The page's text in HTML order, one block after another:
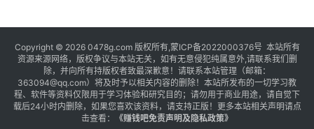
Copyright © 2026 0478g.com 版权所有,蒙ICP备2022000376号 本站所有
资源来源网络，版权争议与本站无关，如有无意侵犯纯属意外,请联系我们删
除，并向所有持版权者致最深歉意！请联系本站管理（邮箱：
363094@qq.com）将及时予以相关内容的删除！本站所发布的一切学习教
程、软件等资料仅限用于学习体验和研究目的；请勿用于商业用途，请自觉下
载后24小时内删除，如果您喜欢该资料，请支持正版！更多本站相关声明请点
击查看：
《赚钱吧免责声明及隐私政策》